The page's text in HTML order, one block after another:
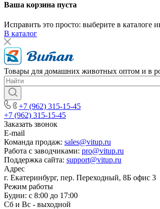
Ваша корзина пуста
Исправить это просто: выберите в
В каталог
Товары для домашних животных оптом и в
+7 (962) 315-15-45
+7 (962) 315-15-45
Заказать звонок
E-mail
Команда продаж: sales@vitup.ru
Работа с заводчиками: pro@vitup.ru
Поддержка сайта: support@vitup.ru
Адрес
г. Екатеринбург, пер. Переходный, 8Б офис 3
Режим работы
Будни: с 8:00 до 17:00
Сб и Вс - выходной